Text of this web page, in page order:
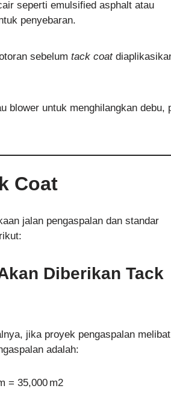
seperti emulsified asphalt atau
penyebaran.
sebelum tack coat
blower untuk menghilangkan debu,
Coat
jalan pengaspalan dan standar
Diberikan Tack
jika proyek pengaspalan
adalah:
= 35,000 m2